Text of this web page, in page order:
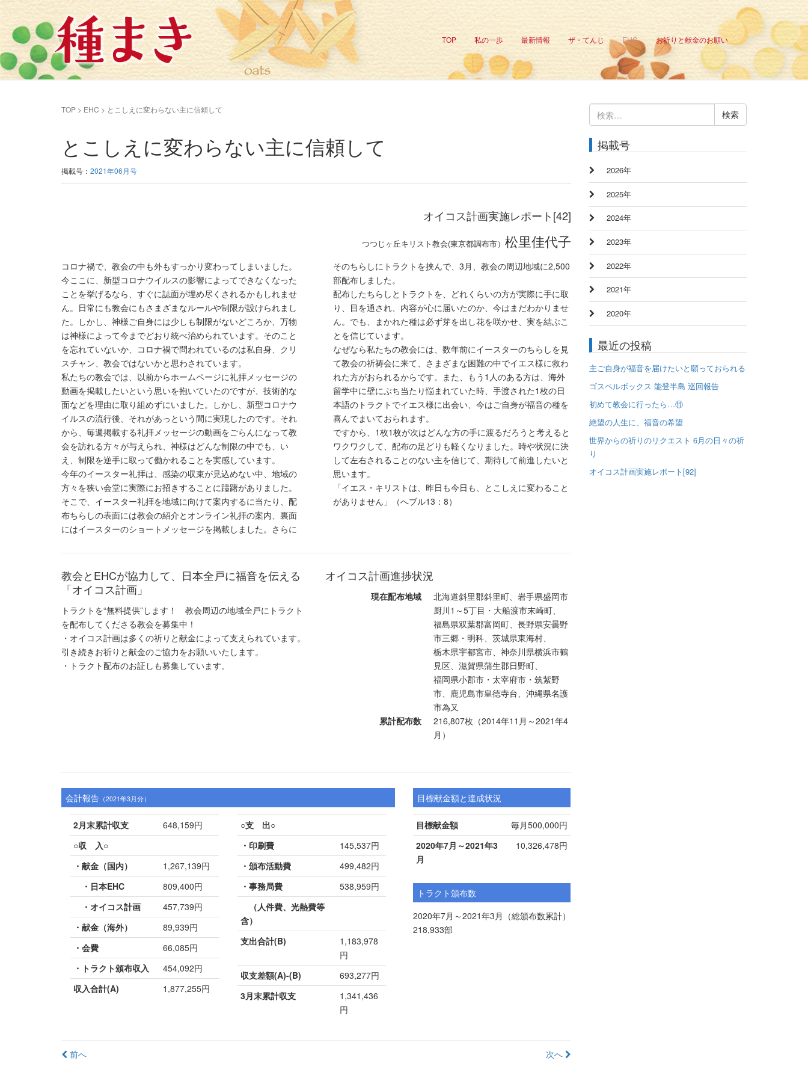
TOP 私の一歩 最新情報 ザ・てんじ EHC お祈りと献金のお願い
TOP > EHC > とこしえに変わらない主に信頼して
とこしえに変わらない主に信頼して
掲載号： 2021年06月号
オイコス計画実施レポート[42]
つつじヶ丘キリスト教会(東京都調布市） 松里佳代子
コロナ禍で、教会の中も外もすっかり変わってしまいました。
今ここに、新型コロナウイルスの影響によってできなくなった
ことを挙げるなら、すぐに誌面が埋め尽くされるかもしれませ
ん。日常にも教会にもさまざまなルールや制限が設けられまし
た。しかし、神様ご自身には少しも制限がないどころか、万物
は神様によって今までどおり統べ治められています。そのこと
を忘れていないか、コロナ禍で問われているのは私自身、クリ
スチャン、教会ではないかと思わされています。
私たちの教会では、以前からホームページに礼拝メッセージの
動画を掲載したいという思いを抱いていたのですが、技術的な
面などを理由に取り組めずにいました。しかし、新型コロナウ
イルスの流行後、それがあっという間に実現したのです。それ
から、毎週掲載する礼拝メッセージの動画をごらんになって教
会を訪れる方々が与えられ、神様はどんな制限の中でも、い
え、制限を逆手に取って働かれることを実感しています。
今年のイースター礼拝は、感染の収束が見込めない中、地域の
方々を狭い会堂に実際にお招きすることに躊躇がありました。
そこで、イースター礼拝を地域に向けて案内するに当たり、配
布ちらしの表面には教会の紹介とオンライン礼拝の案内、裏面
にはイースターのショートメッセージを掲載しました。さらに
そのちらしにトラクトを挟んで、3月、教会の周辺地域に2,500
部配布しました。
配布したちらしとトラクトを、どれくらいの方が実際に手に取
り、目を通され、内容が心に届いたのか、今はまだわかりませ
ん。でも、まかれた種は必ず芽を出し花を咲かせ、実を結ぶこ
とを信じています。
なぜなら私たちの教会には、数年前にイースターのちらしを見
て教会の祈祷会に来て、さまざまな困難の中でイエス様に救わ
れた方がおられるからです。また、もう1人のある方は、海外
留学中に壁にぶち当たり悩まれていた時、手渡された1枚の日
本語のトラクトでイエス様に出会い、今はご自身が福音の種を
喜んでまいておられます。
ですから、1枚1枚が次はどんな方の手に渡るだろうと考えると
ワクワクして、配布の足どりも軽くなりました。時や状況に決
して左右されることのない主を信じて、期待して前進したいと
思います。
「イエス・キリストは、昨日も今日も、とこしえに変わること
がありません」（へブル13：8）
教会とEHCが協力して、日本全戸に福音を伝える
「オイコス計画」
トラクトを“無料提供”します！ 教会周辺の地域全戸にトラクト
を配布してくださる教会を募集中！
・オイコス計画は多くの祈りと献金によって支えられています。
引き続きお祈りと献金のご協力をお願いいたします。
・トラクト配布のお証しも募集しています。
オイコス計画進捗状況
現在配布地域
北海道斜里郡斜里町、岩手県盛岡市
厨川1～5丁目・大船渡市末崎町、
福島県双葉郡富岡町、長野県安曇野
市三郷・明科、茨城県東海村、
栃木県宇都宮市、神奈川県横浜市鶴
見区、滋賀県蒲生郡日野町、
福岡県小郡市・太宰府市・筑紫野
市、鹿児島市皇徳寺台、沖縄県名護
市為又
累計配布数
216,807枚（2014年11月～2021年4
月）
会計報告 （2021年3月分）
2月末累計収支
648,159円
○収 入○
・献金（国内）
1,267,139円
・日本EHC
809,400円
・オイコス計画
457,739円
・献金（海外）
89,939円
・会費
66,085円
・トラクト頒布収入
454,092円
収入合計(A)
1,877,255円
○支 出○
・印刷費
145,537円
・頒布活動費
499,482円
・事務局費
538,959円
（人件費、光熱費等
含）
支出合計(B)
1,183,978
円
収支差額(A)-(B)
693,277円
3月末累計収支
1,341,436
円
目標献金額と達成状況
目標献金額
毎月500,000円
2020年7月～2021年3
月
10,326,478円
トラクト頒布数
2020年7月～2021年3月（総頒布数累計）
218,933部
投
次へ
前へ
検
索:
掲載号
2026年
2025年
2024年
2023年
2022年
2021年
2020年
最近の投稿
主ご自身が福音を届けたいと願っておられる
ゴスペルボックス 能登半島 巡回報告
初めて教会に行ったら…⑪
絶望の人生に、福音の希望
世界からの祈りのリクエスト 6月の日々の祈
り
オイコス計画実施レポート[92]